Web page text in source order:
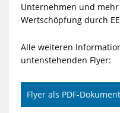
Unternehmen und
Wertschöpfung durch
Alle weiteren
untenstehenden Flyer:
Flyer als PDF-Dokument